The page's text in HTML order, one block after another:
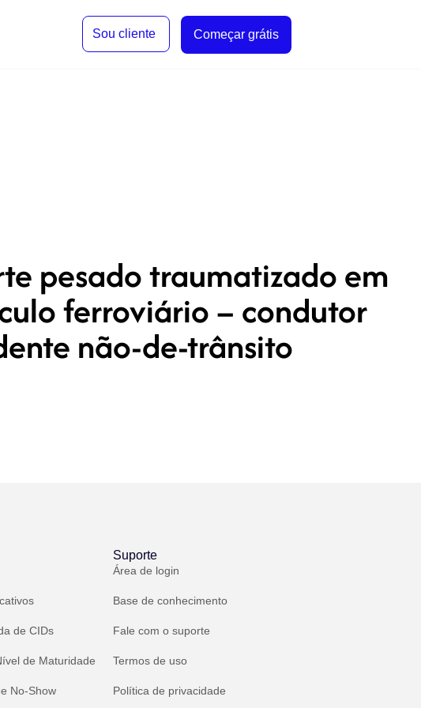
Sou cliente Começar grátis
pesado traumatizado em
ferroviário – condutor
não-de-trânsito
de CIDs
de Maturidade
No-Show
Suporte
Área de login
Base de conhecimento
Fale com o suporte
Termos de uso
Política de privacidade